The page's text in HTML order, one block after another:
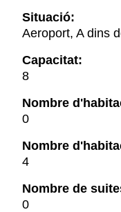
Situació:
Aeroport, A dins
Capacitat:
8
Nombre
0
Nombre
4
Nombre de
0